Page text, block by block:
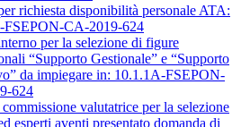
richiesta disponibilità personale ATA:
FSEPON-CA-2019-624
per la selezione di figure
“Supporto Gestionale” e “Supporto
da impiegare in: 10.1.1A-FSEPON-
624
valutatrice per la selezione
esperti aventi presentato domanda di